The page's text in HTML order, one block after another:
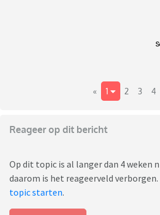
« 1 2 3 4
Reageer op dit bericht
Op dit topic is al langer dan 4 weken
daarom is het reageerveld verborgen.
topic starten.